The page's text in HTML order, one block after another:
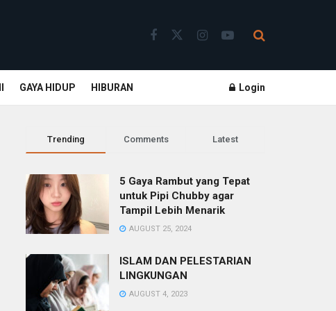
GAYA HIDUP HIBURAN Login
Trending Comments Latest
5 Gaya Rambut yang Tepat
untuk Pipi Chubby agar
Tampil Lebih Menarik
AUGUST 25, 2024
ISLAM DAN PELESTARIAN
LINGKUNGAN
AUGUST 4, 2023